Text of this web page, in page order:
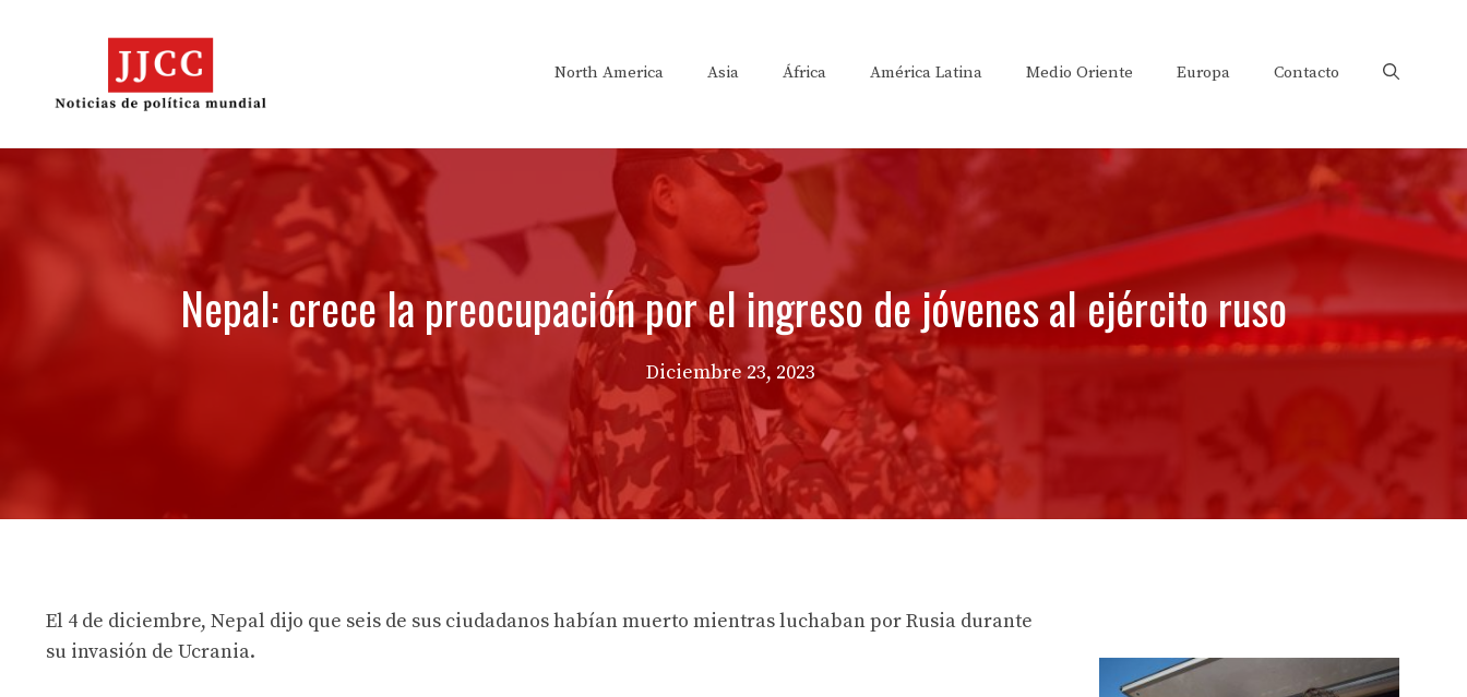
North America Asia África América Latina Medio Oriente Europa Contacto
Nepal: crece la preocupación por el ingreso de jóvenes al ejército ruso
Diciembre 23, 2023
El 4 de diciembre, Nepal dijo que seis de sus ciudadanos habían muerto mientras luchaban por Rusia durante
su invasión de Ucrania.